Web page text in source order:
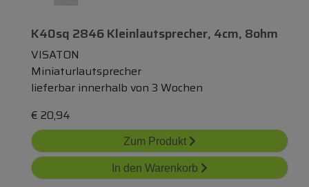
K40sq 2846 Kleinlautsprecher, 4cm, 8ohm
VISATON
Miniaturlautsprecher
lieferbar innerhalb von 3 Wochen
€ 20,94
Zum Produkt
In den Warenkorb